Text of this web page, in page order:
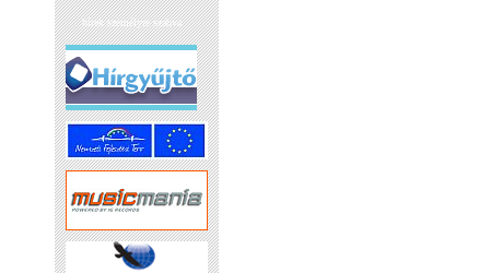
hírek személyre szabva